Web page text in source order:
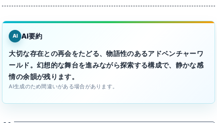
AI AI要約
大切な存在との再会をたどる、物語性のあるアドベンチャーワ
ールド。幻想的な舞台を進みながら探索する構成で、静かな感
情の余韻が残ります。
AI生成のため間違いがある場合があります。